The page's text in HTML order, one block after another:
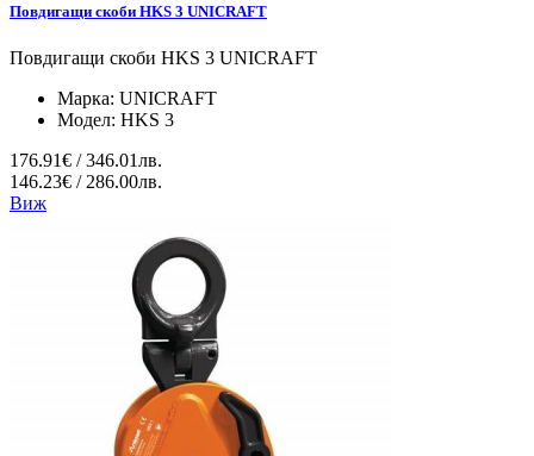
Повдигащи скоби HKS 3 UNICRAFT
Повдигащи скоби HKS 3 UNICRAFT
Марка: UNICRAFT
Модел: HKS 3
176.91€ / 346.01лв.
146.23€ / 286.00лв.
Виж